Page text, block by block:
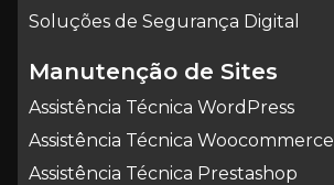
Soluções de Segurança Digital
Manutenção de Sites
Assistência Técnica WordPress
Assistência Técnica Woocommerce
Assistência Técnica Prestashop